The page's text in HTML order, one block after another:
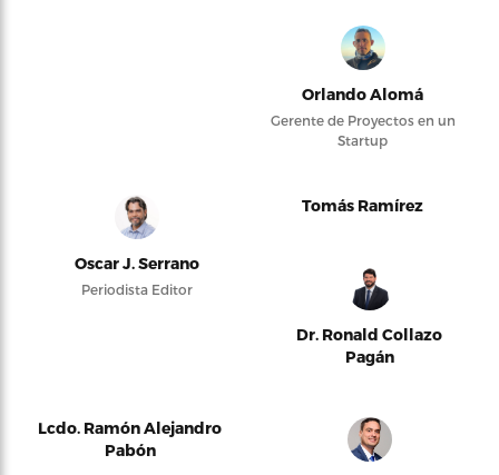
Orlando Alomá
Gerente de Proyectos en un
Startup
Oscar J. Serrano
Periodista Editor
Tomás Ramírez
Dr. Ronald Collazo
Pagán
Lcdo. Ramón Alejandro
Pabón